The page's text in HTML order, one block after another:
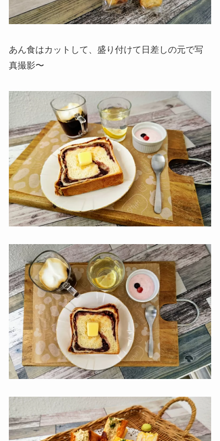
あん食はカットして、盛り付けて日差しの元で写
真撮影〜